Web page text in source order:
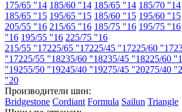
Qiantu
Ram
Ravon
Renault
Renault Samsung
Roewe
175/65 "14 185/60 "14 185/65 "14 185/70 "14
185/65 "15 195/65 "15 185/60 "15 195/60 "15
205/55 "16 215/65 "16 185/75 "16 195/75 "16
"16 195/55 "16 225/75 "16
215/55 "17225/65 "17225/45 "17225/60 "17
"17225/55 "18235/60 "18235/45 "18225/60
"19255/50 "19245/40 "19275/45 "20275/40
"20
Производители шин:
Bridgestone Cordiant Formula Sailun Triangle